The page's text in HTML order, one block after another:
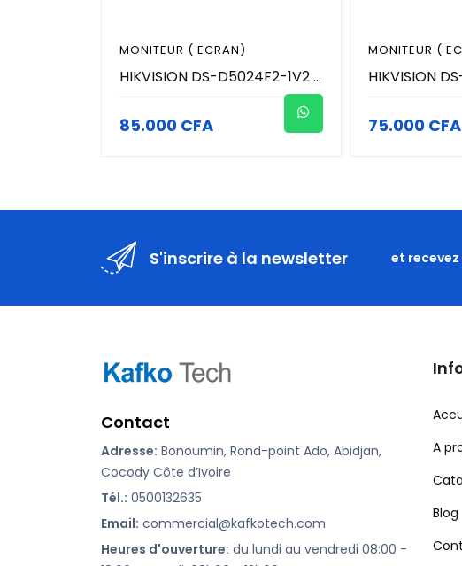
MONITEUR ( ECRAN)
HIKVISION DS-D5024F2-1V2 - Moniteur (Ecran) 24 Pouces - 100 Hz
85.000 CFA
MONITEUR (
75.000 CFA
S'inscrire à la newsletter et
Contact
Adresse: Bonoumin, Rond-point Ado, Abidjan,
Cocody Côte d’Ivoire
Tél.: 0500132635
Email: commercial@kafkotech.com
Heures d'ouverture: du lundi au vendredi 08:00 -
A
Blog